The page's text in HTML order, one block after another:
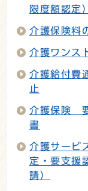
限度額認定）
介護保険料
介護ワンス
介護給付費
止
介護保険
書
介護サービ
定・要支援
請）